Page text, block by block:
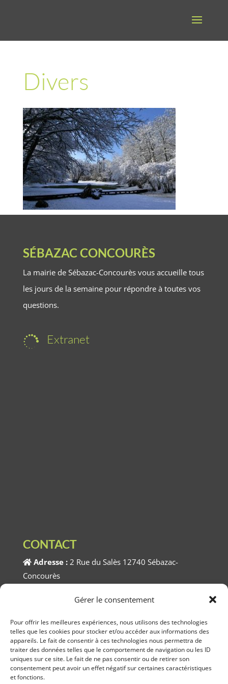
Gérer le consentement
Pour offrir les meilleures expériences, nous utilisons des technologies
telles que les cookies pour stocker et/ou accéder aux informations des
appareils. Le fait de consentir à ces technologies nous permettra de
traiter des données telles que le comportement de navigation ou les ID
uniques sur ce site. Le fait de ne pas consentir ou de retirer son
consentement peut avoir un effet négatif sur certaines caractéristiques
et fonctions.
Divers
SÉBAZAC CONCOURÈS
La mairie de Sébazac-Concourès vous accueille tous
les jours de la semaine pour répondre à toutes vos
questions.
 Extranet
CONTACT
Adresse : 2 Rue du Salès 12740 Sébazac-
Concourès
Téléphone :05.65.74.90.42
Horaires :
Du Lundi au Vendredi 8h00 à 12h00 /
13h30 à 17h30